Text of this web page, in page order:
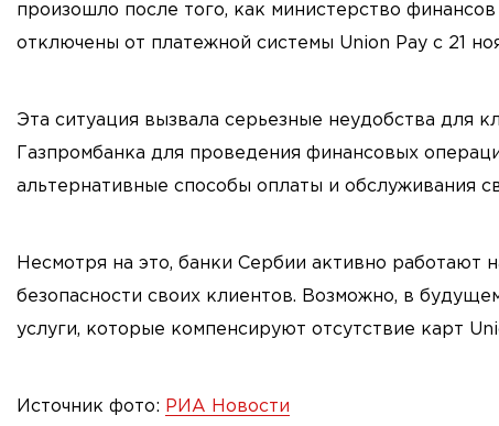
произошло после того, как министерство
отключены от платежной системы Union Pay с 21
Эта ситуация вызвала серьезные неудобства для
Газпромбанка для проведения финансовых
альтернативные способы оплаты и обслуживания
Несмотря на это, банки Сербии активно работают
безопасности своих клиентов. Возможно, в
услуги, которые компенсируют отсутствие карт
Источник фото: РИА Новости